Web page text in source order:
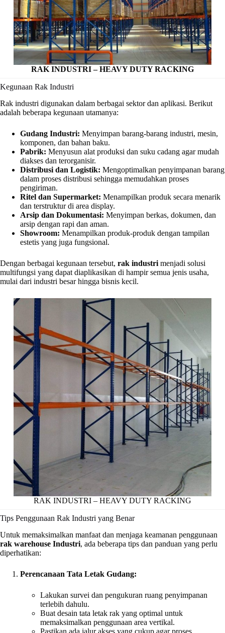
RAK INDUSTRI – HEAVY DUTY RACKING
Kegunaan Rak Industri
Rak industri digunakan dalam berbagai sektor dan aplikasi. Berikut
adalah beberapa kegunaan utamanya:
Gudang Industri: Menyimpan barang-barang industri, mesin,
komponen, dan bahan baku.
Pabrik: Menyusun alat produksi dan suku cadang agar mudah
diakses dan terorganisir.
Distribusi dan Logistik: Mengoptimalkan penyimpanan barang
dalam proses distribusi sehingga memudahkan proses
pengiriman.
Ritel dan Supermarket: Menampilkan produk secara menarik
dan terstruktur di area display.
Arsip dan Dokumentasi: Menyimpan berkas, dokumen, dan
arsip dengan rapi dan aman.
Showroom: Menampilkan produk-produk dengan tampilan
estetis yang juga fungsional.
Dengan berbagai kegunaan tersebut, rak industri menjadi solusi
multifungsi yang dapat diaplikasikan di hampir semua jenis usaha,
mulai dari industri besar hingga bisnis kecil.
RAK INDUSTRI – HEAVY DUTY RACKING
Tips Penggunaan Rak Industri yang Benar
Untuk memaksimalkan manfaat dan menjaga keamanan penggunaan
rak warehouse Industri, ada beberapa tips dan panduan yang perlu
diperhatikan:
Perencanaan Tata Letak Gudang:
Lakukan survei dan pengukuran ruang penyimpanan
terlebih dahulu.
Buat desain tata letak rak yang optimal untuk
memaksimalkan penggunaan area vertikal.
Pastikan ada jalur akses yang cukup agar proses